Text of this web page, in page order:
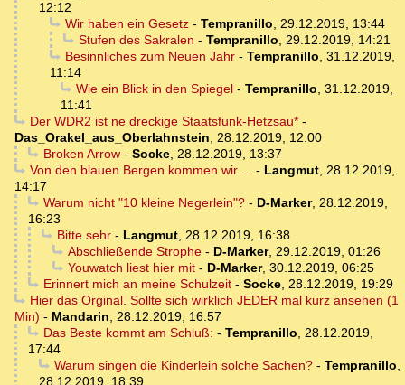
12:12
Wir haben ein Gesetz- Tempranillo
29.12.2019, 13:44
Stufen des Sakralen - Tempranillo
29.12.2019, 14:21
Besinnliches zum Neuen Jahr- Tempranillo 31.12.2019,
11:14
Wie ein Blick in den Spiegel- Tempranillo 31.12.2019,
11:41
Der WDR2 ist ne dreckige Staatsfunk-Hetzsau*-
Das_Orakel_aus_Oberlahnstein
28.12.2019, 12:00
Broken Arrow- Socke, 28.12.2019, 13:37
Von den blauen Bergen kommen wir ...
- Langmut, 28.12.2019,
14:17
Warum nicht "10 kleine Negerlein"?- D-Marker, 28.12.2019,
16:23
Bitte sehr- Langmut, 28.12.2019, 16:38
Abschließende Strophe- D-Marker, 29.12.2019, 01:26
Youwatch liest hier mit- D-Marker, 30.12.2019, 06:25
Erinnert mich an meine Schulzeit- Socke, 28.12.2019, 19:29
Hier das Orginal. Sollte sich wirklich JEDER mal kurz ansehen (1
Min) - Mandarin
28.12.2019, 16:57
Das Beste kommt am Schluß: - Tempranillo
28.12.2019,
17:44
Warum singen die Kinderlein solche Sachen?- Tempranillo
28.12.2019, 18:39